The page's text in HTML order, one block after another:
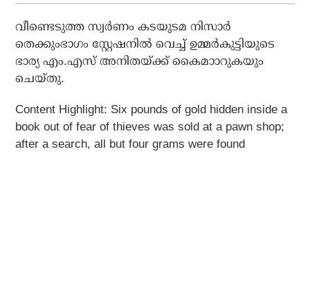
വീണ്ടെടുത്ത സ്വര്‍ണം കടയുടമ നിസാര്‍
തെക്കുംഭാഗം സ്റ്റേഷനില്‍ വെച്ച് ഉമ്മര്‍കുട്ടിയുടെ
ഭാര്യ എം.എസ് അനിതയ്ക്ക് കൈമാാറുകയും
ചെയ്തു.
Content Highlight: Six pounds of gold hidden inside a
book out of fear of thieves was sold at a pawn shop;
after a search, all but four grams were found